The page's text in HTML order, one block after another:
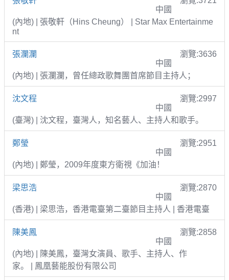
中國
(內地) | 張敬軒（Hins Cheung） | Star Max Entertainme
nt
張瀾瀾
瀏覽:3636
中國
(內地) | 張瀾瀾，曾任總政歌舞團首席節目主持人；
沈文程
瀏覽:2997
中國
(臺灣) | 沈文程，臺灣人，知名藝人、主持人和歌手。
鄭瑩
瀏覽:2951
中國
(內地) | 鄭瑩，2009年度東方衛視《加油！
梁思浩
瀏覽:2870
中國
(香港) | 梁思浩，香港電臺第二臺節目主持人 | 香港電臺
陳美鳳
瀏覽:2858
中國
(內地) | 陳美鳳，臺灣女演員、歌手、主持人、作
家。 | 鳳凰藝能股份有限公司